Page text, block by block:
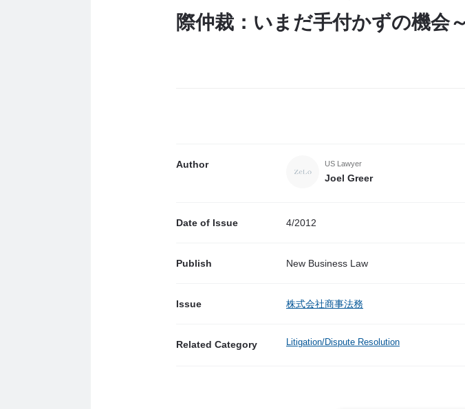
際仲裁：いまだ手付かずの機会
Author US Lawyer
Joel Greer
Date of Issue 4/2012
Publish New Business Law
Issue 株式会社商事法務
Related Category Litigation/Dispute Resolution